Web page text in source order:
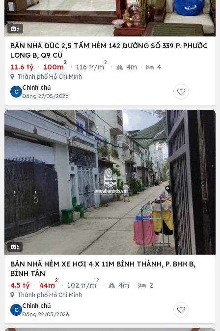
8
BÁN NHÀ ĐÚC 2,5 TẤM HẺM 142 ĐƯỜNG SỐ 339 P. PHƯỚC
LONG B, Q9 CŨ
11.6 tỷ · 100m
2
· 116 tr/m
2
· 4m · 4
Thành phố Hồ Chí Minh
C
Chính chủ
Đăng 27/05/2026
6
BÁN NHÀ HẺM XE HƠI 4 X 11M BÌNH THÀNH, P. BHH B,
BÌNH TÂN
4.5 tỷ · 44m
2
· 102 tr/m
2
· 4m · 2
Thành phố Hồ Chí Minh
C
Chính chủ
Đăng 22/05/2026